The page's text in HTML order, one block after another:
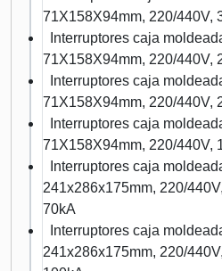
71X158X94mm, 220/440V,
Interruptores caja
71X158X94mm, 220/440V,
Interruptores caja
71X158X94mm, 220/440V,
Interruptores caja
71X158X94mm, 220/440V,
Interruptores caja
241x286x175mm, 220/
70kA
Interruptores caja
241x286x175mm, 220/